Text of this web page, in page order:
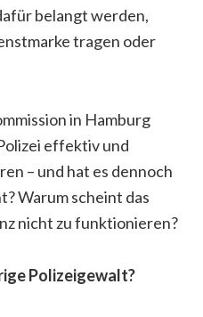
belangt werden,
tragen oder
in Hamburg
effektiv und
– und hat es dennoch
Warum scheint das
nicht zu funktionieren?
Polizeigewalt?